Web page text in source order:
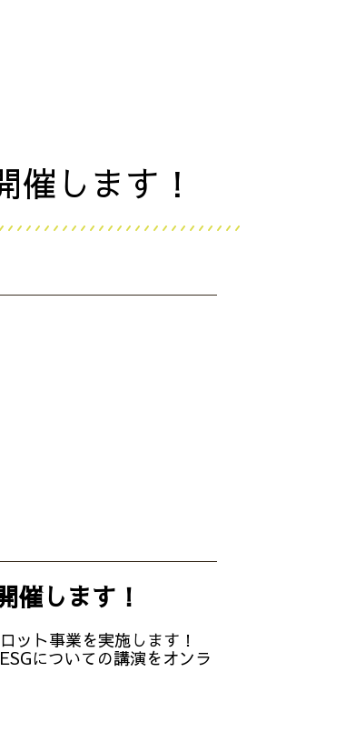
します！
催します！
ット事業を実施します！
についての講演をオンラ